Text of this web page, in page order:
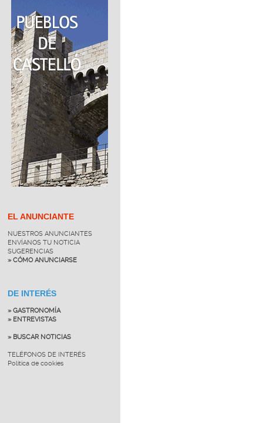
EL ANUNCIANTE
NUESTROS ANUNCIANTES
ENVÍANOS TU NOTICIA
SUGERENCIAS
» CÓMO ANUNCIARSE
DE INTERÉS
» GASTRONOMÍA
» ENTREVISTAS
» BUSCAR NOTICIAS
TELÉFONOS DE INTERÉS
Política de cookies